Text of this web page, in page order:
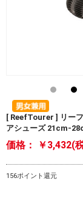
[ ReefTourer ] リー
アシューズ 21cm-
価格： ￥3,432(
156ポイント還元